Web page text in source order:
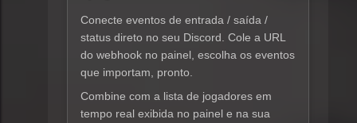
Conecte eventos de entrada / saída /
status direto no seu Discord. Cole a URL
do webhook no painel, escolha os eventos
que importam, pronto.
Combine com a lista de jogadores em
tempo real exibida no painel e na sua